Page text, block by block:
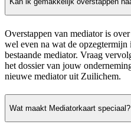
Overstappen van mediator is
wel even na wat de
bestaande mediator. Vraag
het dossier van jouw
nieuwe mediator uit Zuilichem.
Wat maakt Mediatorkaart speciaal?